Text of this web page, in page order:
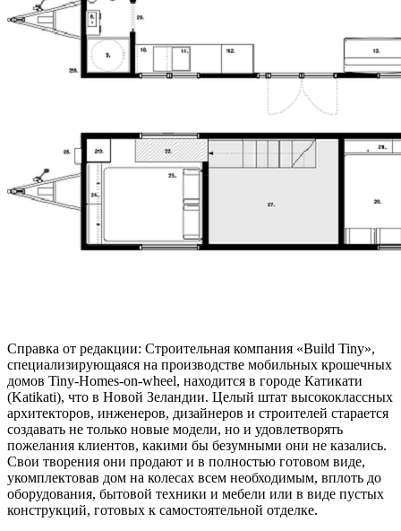
Справка от редакции: Строительная компания «Build Tiny»,
специализирующаяся на производстве мобильных крошечных
домов Tiny-Homes-on-wheel, находится в городе Катикати
(Katikati), что в Новой Зеландии. Целый штат высококлассных
архитекторов, инженеров, дизайнеров и строителей старается
создавать не только новые модели, но и удовлетворять
пожелания клиентов, какими бы безумными они не казались.
Свои творения они продают и в полностью готовом виде,
укомплектовав дом на колесах всем необходимым, вплоть до
оборудования, бытовой техники и мебели или в виде пустых
конструкций, готовых к самостоятельной отделке.